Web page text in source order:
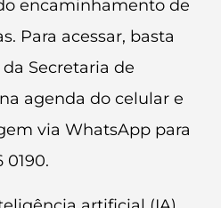
encaminhamento de
Para acessar, basta
Secretaria de
agenda do celular e
via WhatsApp para